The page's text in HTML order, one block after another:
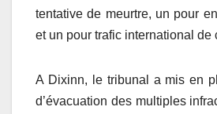
tentative de meurtre, un pour
et un pour trafic international de
A Dixinn, le tribunal a mis en
d’évacuation des multiples